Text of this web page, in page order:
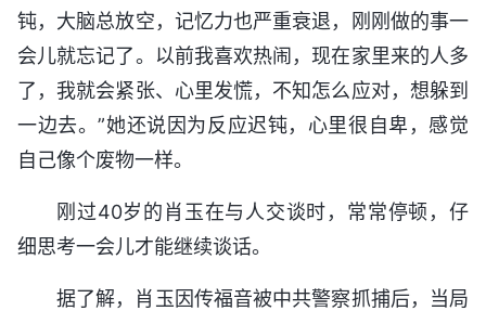
钝，大脑总放空，记忆力也严重衰退，刚刚做的事一
会儿就忘记了。以前我喜欢热闹，现在家里来的人多
了，我就会紧张、心里发慌，不知怎么应对，想躲到
一边去。”她还说因为反应迟钝，心里很自卑，感觉
自己像个废物一样。
刚过40岁的肖玉在与人交谈时，常常停顿，仔
细思考一会儿才能继续谈话。
据了解，肖玉因传福音被中共警察抓捕后，当局